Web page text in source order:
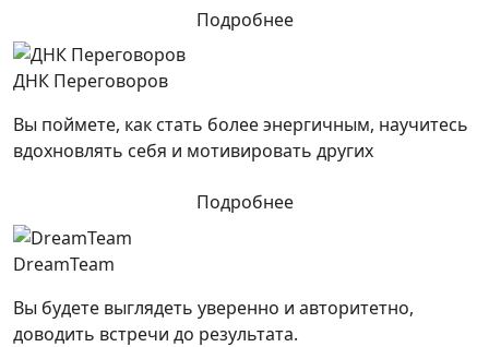
Подробнее
ДНК Переговоров
Вы поймете, как стать более энергичным, научитесь
вдохновлять себя и мотивировать других
Подробнее
DreamTeam
Вы будете выглядеть уверенно и авторитетно,
доводить встречи до результата.